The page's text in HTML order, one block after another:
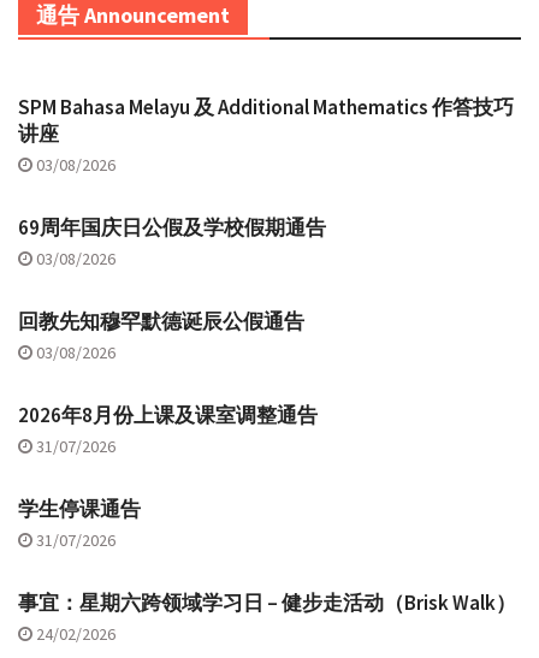
通告 Announcement
SPM Bahasa Melayu 及 Additional Mathematics 作答技巧
讲座
03/08/2026
69周年国庆日公假及学校假期通告
03/08/2026
回教先知穆罕默德诞辰公假通告
03/08/2026
2026年8月份上课及课室调整通告
31/07/2026
学生停课通告
31/07/2026
事宜：星期六跨领域学习日 – 健步走活动（Brisk Walk）
24/02/2026